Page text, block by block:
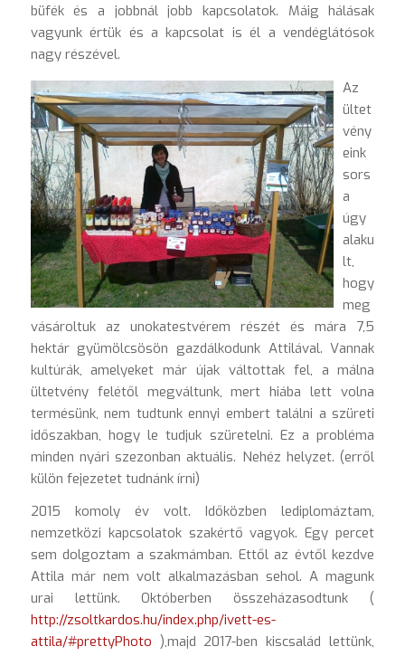
büfék és a jobbnál jobb kapcsolatok. Máig hálásak
vagyunk értük és a kapcsolat is él a vendéglátósok
nagy részével.
Az
ültet
vény
eink
sors
a
úgy
alaku
lt,
hogy
meg
vásároltuk az unokatestvérem részét és mára 7,5
hektár gyümölcsösön gazdálkodunk Attilával. Vannak
kultúrák, amelyeket már újak váltottak fel, a málna
ültetvény felétől megváltunk, mert hiába lett volna
termésünk, nem tudtunk ennyi embert találni a szüreti
időszakban, hogy le tudjuk szüretelni. Ez a probléma
minden nyári szezonban aktuális. Nehéz helyzet. (erről
külön fejezetet tudnánk írni)
2015 komoly év volt. Időközben lediplomáztam,
nemzetközi kapcsolatok szakértő vagyok. Egy percet
sem dolgoztam a szakmámban. Ettől az évtől kezdve
Attila már nem volt alkalmazásban sehol. A magunk
urai lettünk. Októberben összeházasodtunk (
http://zsoltkardos.hu/index.php/ivett-es-
attila/#prettyPhoto ),majd 2017-ben kiscsalád lettünk,